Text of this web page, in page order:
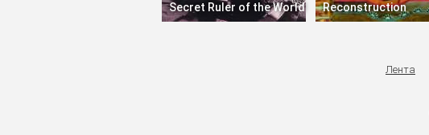
Secret Ruler of the World
Reconstruction
Лента